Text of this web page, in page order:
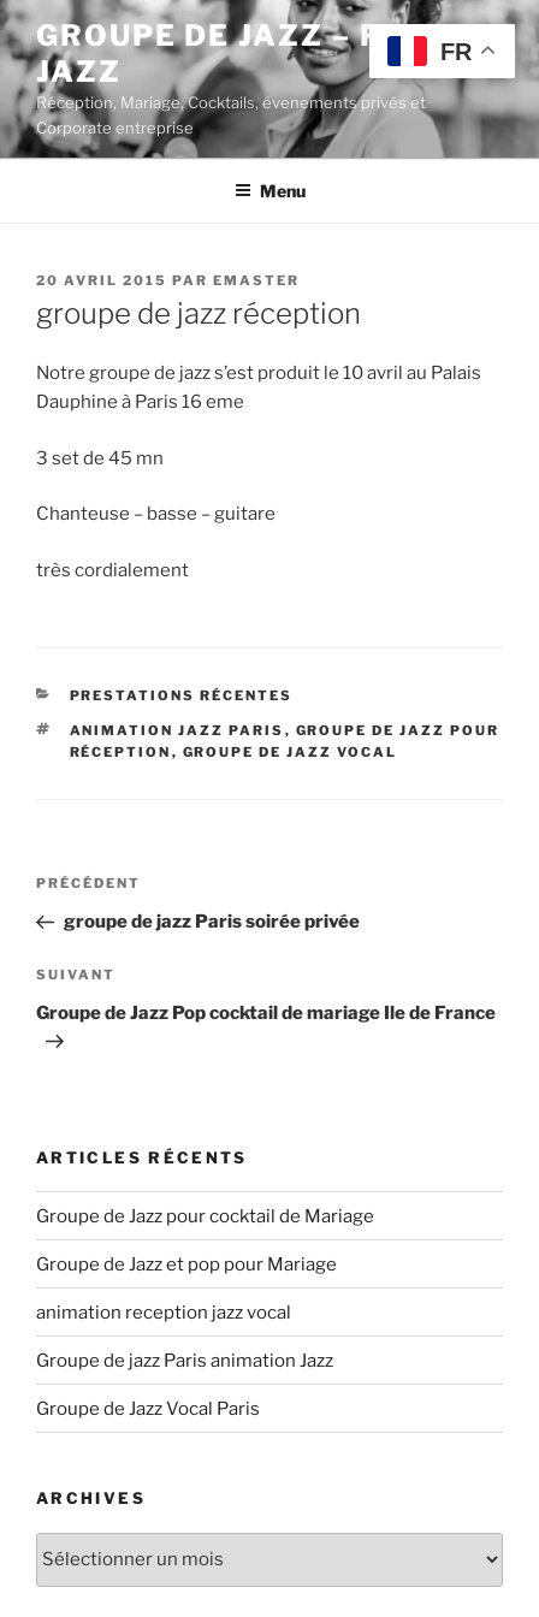
Aller
au
contenu
principal
GROUPE DE JAZZ – POP
JAZZ
Réception, Mariage, Cocktails, évenements privés et
Corporate entreprise
Menu
PUBLIÉ
20 AVRIL 2015 PAR EMASTER
groupe de jazz réception
Notre groupe de jazz s’est produit le 10 avril au Palais
Dauphine à Paris 16 eme
3 set de 45 mn
Chanteuse – basse – guitare
très cordialement
CATÉGORIES
PRESTATIONS RÉCENTES
ÉTIQUETTES
ANIMATION JAZZ PARIS , GROUPE DE JAZZ POUR
RÉCEPTION , GROUPE DE JAZZ VOCAL
Navigation
l’article
Article
précédent
PRÉCÉDENT
groupe de jazz Paris soirée privée
Article
suivant
SUIVANT
Groupe de Jazz Pop cocktail de mariage Ile de France
ARTICLES RÉCENTS
Groupe de Jazz pour cocktail de Mariage
Groupe de Jazz et pop pour Mariage
animation reception jazz vocal
Groupe de jazz Paris animation Jazz
Groupe de Jazz Vocal Paris
ARCHIVES
Archives
FR